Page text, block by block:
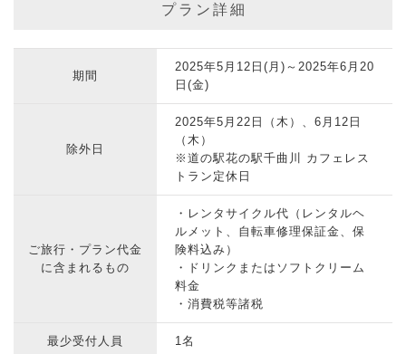
プラン詳細
期間
2025年5月12日(月)～2025年6月20
日(金)
除外日
2025年5月22日（木）、6月12日
（木）
※道の駅花の駅千曲川 カフェレス
トラン定休日
ご旅行・プラン代金
に含まれるもの
・レンタサイクル代（レンタルヘ
ルメット、自転車修理保証金、保
険料込み）
・ドリンクまたはソフトクリーム
料金
・消費税等諸税
最少受付人員 1名